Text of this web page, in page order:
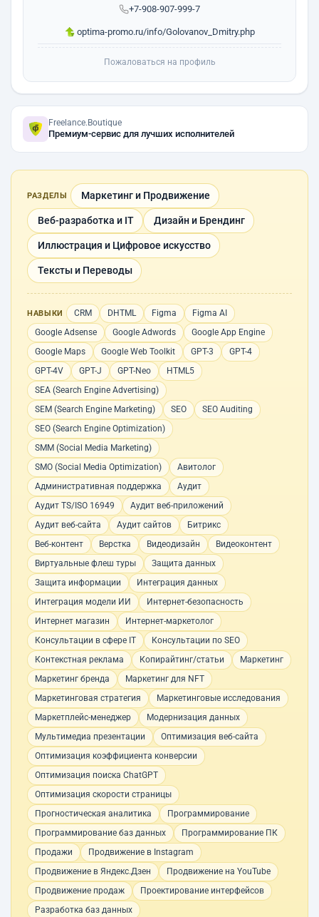
+7-908-907-999-7
optima-promo.ru/info/Golovanov_Dmitry.php
Пожаловаться на профиль
Freelance.Boutique
Премиум-сервис для лучших исполнителей
РАЗДЕЛЫ Маркетинг и Продвижение
Веб-разработка и IT Дизайн и Брендинг
Иллюстрация и Цифровое искусство
Тексты и Переводы
НАВЫКИ CRM DHTML Figma
Figma AI
Google Adsense
Google Adwords
Google App Engine
Google Maps
Google Web Toolkit GPT-3
GPT-4
GPT-4V
GPT-J GPT-Neo
HTML5
SEA (Search Engine Advertising)
SEM (Search Engine Marketing)
SEO
SEO Auditing
SEO (Search Engine Optimization)
SMM (Social Media Marketing)
SMO (Social Media Optimization)
Авитолог
Административная поддержка
Аудит
Аудит TS/ISO 16949
Аудит веб-приложений
Аудит веб-сайта
Аудит сайтов
Битрикс
Веб-контент
Верстка Видеодизайн
Видеоконтент
Виртуальные флеш туры
Защита данных
Защита информации
Интеграция данных
Интеграция модели ИИ
Интернет-безопасность
Интернет магазин
Интернет-маркетолог
Консультации в сфере IT
Консультации по SEO
Контекстная реклама
Копирайтинг/статьи
Маркетинг
Маркетинг бренда
Маркетинг для NFT
Маркетинговая стратегия
Маркетинговые исследования
Маркетплейс-менеджер
Модернизация данных
Мультимедиа презентации
Оптимизация веб-сайта
Оптимизация коэффициента конверсии
Оптимизация поиска ChatGPT
Оптимизация скорости страницы
Прогностическая аналитика
Программирование
Программирование баз данных
Программирование ПК
Продажи
Продвижение в Instagram
Продвижение в Яндекс.Дзен
Продвижение на YouTube
Продвижение продаж
Проектирование интерфейсов
Разработка баз данных